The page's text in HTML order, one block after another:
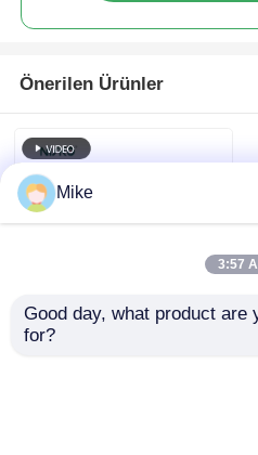
Önerilen Ürünler
Mike
3:57
Good day, what product are
for?